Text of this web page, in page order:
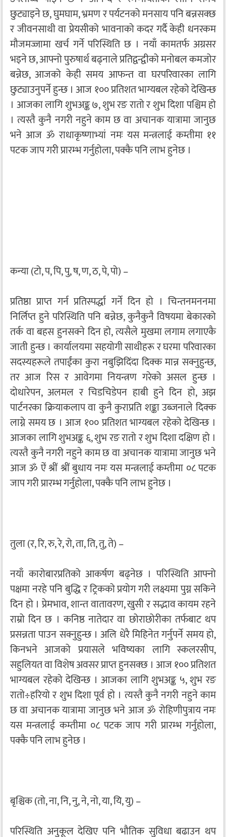
छुट्याइने छ, घुमघाम, भ्रमण र पर्यटनको मनसाय पनि बन्नसक्छ
र जीवनसाथी वा प्रेयसीको भावनाको कदर गर्दै केही धनरकम
मौजमज्जामा खर्च गर्ने परिस्थिति छ । नयाँ कामतर्फ अग्रसर
भइने छ, आफ्नो पुरुषार्थ बढ्नाले प्रतिद्वन्द्वीको मनोबल कमजोर
बन्नेछ, आजको केही समय आफन्त वा घरपरिवारका लागि
छुट्याउनुपर्ने हुन्छ । आज १०० प्रतिशत भाग्यबल रहेको देखिन्छ
। आजका लागि शुभअङ्क ७, शुभ रङ रातो र शुभ दिशा पश्चिम हो
। त्यस्तै कुनै नगरी नहुने काम छ वा अचानक यात्रामा जानुछ
भने आज ॐ राधाकृष्णाभ्यां नमः यस मन्त्रलाई कम्तीमा ११
पटक जाप गरी प्रारम्भ गर्नुहोला, पक्कै पनि लाभ हुनेछ ।
कन्या (टो, प, पि, पु, ष, ण, ठ, पे, पो) –
प्रतिष्ठा प्राप्त गर्न प्रतिस्पर्द्धा गर्ने दिन हो । चिन्तनमननमा
निर्लिप्त हुने परिस्थिति पनि बन्नेछ, कुनैकुनै विषयमा बेकारको
तर्क वा बहस हुनसक्ने दिन हो, त्यसैले मुखमा लगाम लगाएकै
जाती हुन्छ । कार्यालयमा सहयोगी साथीहरू र घरमा परिवारका
सदस्यहरूले तपाईंका कुरा नबुझिदिंदा दिक्क मान्न सक्नुहुन्छ,
तर आज रिस र आवेगमा नियन्त्रण गरेको असल हुन्छ ।
दोधारेपन, अलमल र चिडचिडेपन हाबी हुने दिन हो, अझ
पार्टनरका क्रियाकलाप वा कुनै कुराप्रति शङ्का उब्जनाले दिक्क
लाग्ने समय छ । आज १०० प्रतिशत भाग्यबल रहेको देखिन्छ ।
आजका लागि शुभअङ्क ६, शुभ रङ रातो र शुभ दिशा दक्षिण हो ।
त्यस्तै कुनै नगरी नहुने काम छ वा अचानक यात्रामा जानुछ भने
आज ॐ ऐं श्रीं श्रीं बुधाय नमः यस मन्त्रलाई कम्तीमा ०८ पटक
जाप गरी प्रारम्भ गर्नुहोला, पक्कै पनि लाभ हुनेछ ।
तुला (र, रि, रु, रे, रो, ता, ति, तु, ते) –
नयाँ कारोबारप्रतिको आकर्षण बढ्नेछ । परिस्थिति आफ्नो
पक्षमा नरहे पनि बुद्धि र ट्रिकको प्रयोग गरी लक्ष्यमा पुग्न सकिने
दिन हो । प्रेमभाव, शान्त वातावरण, खुसी र सद्भाव कायम रहने
राम्रो दिन छ । कनिष्ठ नातेदार वा छोराछोरीका तर्फबाट थप
प्रसन्नता पाउन सक्नुहुन्छ । अलि धेरै मिहिनेत गर्नुपर्ने समय हो,
किनभने आजको प्रयासले भविष्यका लागि स्कलरसीप,
सहुलियत वा विशेष अवसर प्राप्त हुनसक्छ । आज १०० प्रतिशत
भाग्यबल रहेको देखिन्छ । आजका लागि शुभअङ्क ५, शुभ रङ
रातो÷हरियो र शुभ दिशा पूर्व हो । त्यस्तै कुनै नगरी नहुने काम
छ वा अचानक यात्रामा जानुछ भने आज ॐ रोहिणीपुत्राय नमः
यस मन्त्रलाई कम्तीमा ०८ पटक जाप गरी प्रारम्भ गर्नुहोला,
पक्कै पनि लाभ हुनेछ ।
बृश्चिक (तो, ना, नि, नु, ने, नो, या, यि, यु) –
परिस्थिति अनुकूल देखिए पनि भौतिक सुविधा बढाउन थप